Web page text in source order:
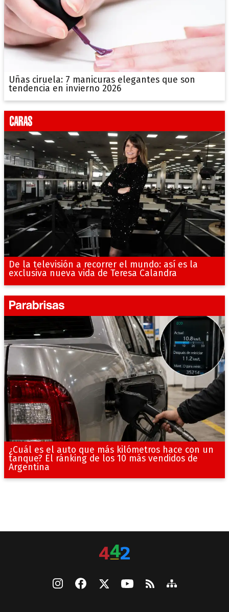
Uñas ciruela: 7 manicuras elegantes que son
tendencia en invierno 2026
De la televisión a recorrer el mundo: así es la
exclusiva nueva vida de Teresa Calandra
¿Cuál es el auto que más kilómetros hace con un
tanque? El ránking de los 10 más vendidos de
Argentina